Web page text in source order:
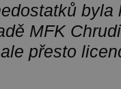
byla
MFK
přesto